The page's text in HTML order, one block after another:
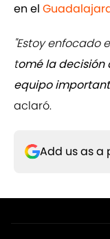
en el
"Estoy enfocado
tomé la decisión
equipo
aclaró.
Add us as a